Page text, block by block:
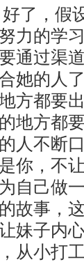
了，假
力的学
通过渠
她的人
方都要
地方都
人不断
你，不
自己做
故事，
妹子内
从小打